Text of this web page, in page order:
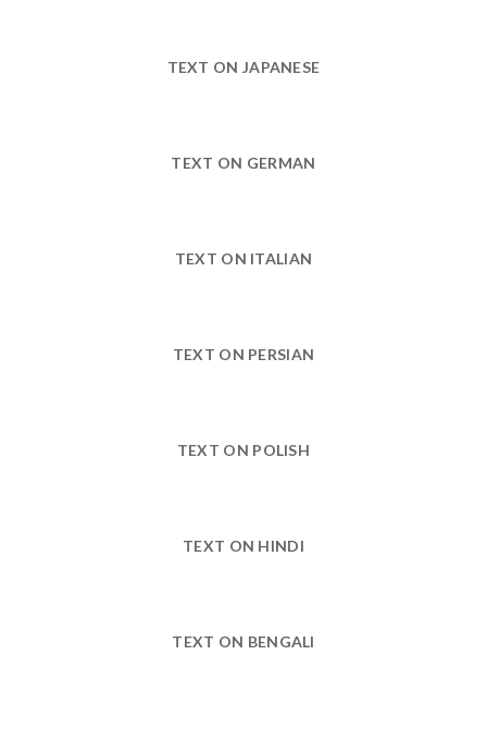
TEXT ON JAPANESE
TEXT ON GERMAN
TEXT ON ITALIAN
TEXT ON PERSIAN
TEXT ON POLISH
TEXT ON HINDI
TEXT ON BENGALI